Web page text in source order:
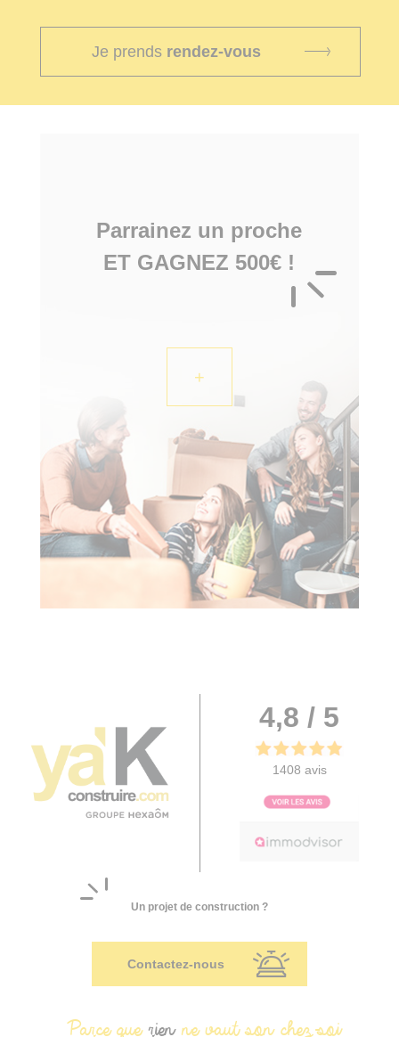
Je prends rendez-vous
Parrainez un proche
ET GAGNEZ 500€ !
+
4,8 / 5
1408 avis
Un projet de construction ?
Contactez-nous
Parce querienne vaut son chez-soi